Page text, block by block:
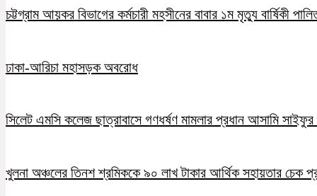
চট্টগ্রাম আয়কর বিভাগের কর্মচারী মহসীনের বাবার ১ম মৃত্যু বার্ষিকী
ঢাকা-আরিচা মহাসড়ক অবরোধ
সিলেট এমসি কলেজ ছাত্রাবাসে গণধর্ষণ মামলার প্রধান আসামি
খুলনা অঞ্চলের তিনশ শ্রমিককে ৯০ লাখ টাকার আর্থিক সহায়তার চেক